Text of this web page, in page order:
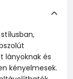
lányoknak és
kényelmesek.